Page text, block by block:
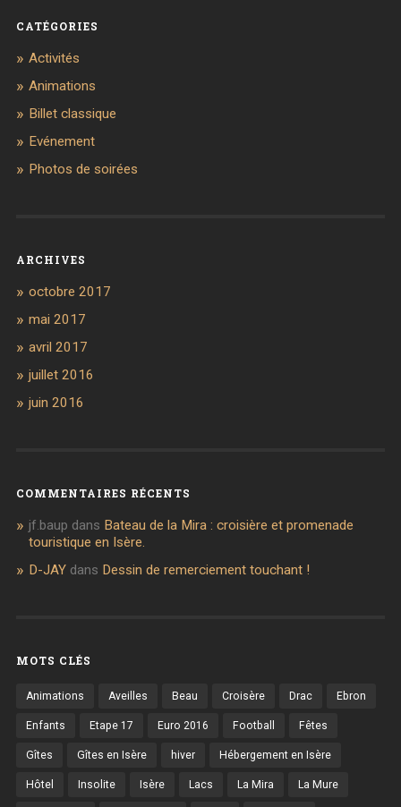
CATÉGORIES
Activités
Animations
Billet classique
Evénement
Photos de soirées
ARCHIVES
octobre 2017
mai 2017
avril 2017
juillet 2016
juin 2016
COMMENTAIRES RÉCENTS
jf.baup dans Bateau de la Mira : croisière et promenade
touristique en Isère.
D-JAYdans Dessin de remerciement touchant !
MOTS CLÉS
Animations Aveilles Beau Croisère Drac Ebron
Enfants Etape 17 Euro 2016 Football Fêtes
Gîtes Gîtes en Isère hiver Hébergement en Isère
Hôtel Insolite Isère Lacs La Mira La Mure